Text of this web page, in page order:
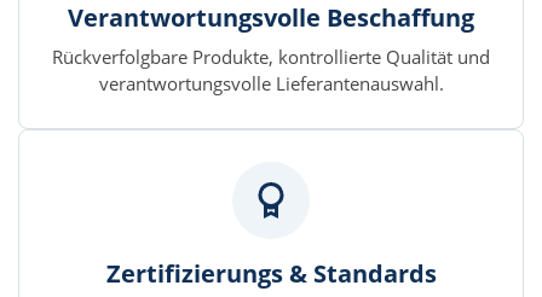
Verantwortungsvolle Beschaffung
Rückverfolgbare Produkte, kontrollierte Qualität und
verantwortungsvolle Lieferantenauswahl.
Zertifizierungs & Standards